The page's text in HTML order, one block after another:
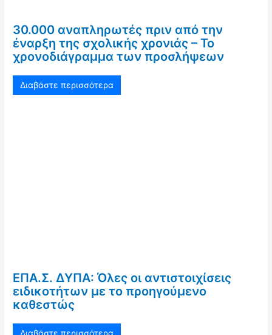
30.000 αναπληρωτές πριν από την
έναρξη της σχολικής χρονιάς – Το
χρονοδιάγραμμα των προσλήψεων
Διαβάστε περισσότερα
ΕΠΑ.Σ. ΔΥΠΑ: Όλες οι αντιστοιχίσεις
ειδικοτήτων με το προηγούμενο
καθεστώς
Διαβάστε περισσότερα